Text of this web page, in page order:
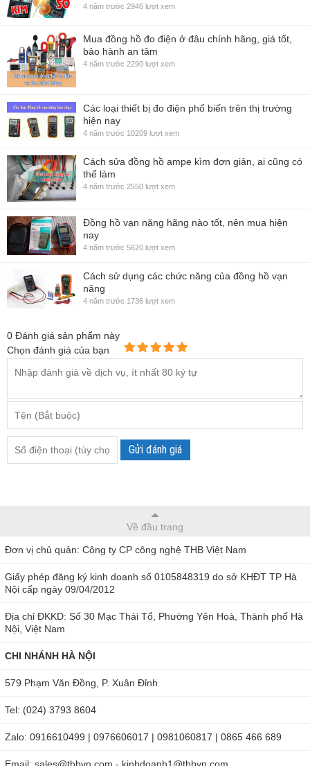
4 năm trước 2946 lượt xem
Mua đồng hồ đo điện ở đâu chính hãng, giá tốt,
bảo hành an tâm
4 năm trước 2290 lượt xem
Các loại thiết bị đo điện phổ biến trên thị trường
hiện nay
4 năm trước 10209 lượt xem
Cách sửa đồng hồ ampe kìm đơn giản, ai cũng có
thể làm
4 năm trước 2550 lượt xem
Đồng hồ vạn năng hãng nào tốt, nên mua hiện
nay
4 năm trước 5620 lượt xem
Cách sử dụng các chức năng của đồng hồ vạn
năng
4 năm trước 1736 lượt xem
0 Đánh giá sản phẩm này
Chọn đánh giá của bạn
Gửi đánh giá
Về đầu trang
Đơn vị chủ quản: Công ty CP công nghệ THB Việt Nam
Giấy phép đăng ký kinh doanh số 0105848319 do sở KHĐT TP Hà
Nội cấp ngày 09/04/2012
Địa chỉ ĐKKD: Số 30 Mạc Thái Tổ, Phường Yên Hoà, Thành phố Hà
Nội, Việt Nam
CHI NHÁNH HÀ NỘI
579 Phạm Văn Đồng, P. Xuân Đỉnh
Tel: (024) 3793 8604
Zalo: 0916610499 | 0976606017 | 0981060817 | 0865 466 689
Email: sales@thbvn.com - kinhdoanh1@thbvn.com